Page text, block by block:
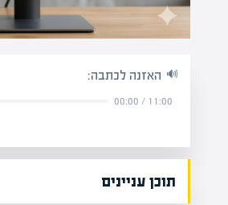
האזנה לכתבה:
11:00
/
00:00
תוכן עניינים